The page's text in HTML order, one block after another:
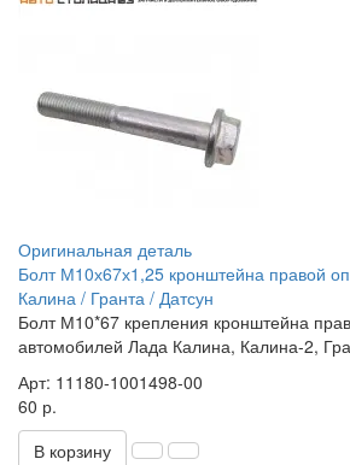
Оригинальная деталь
Болт М10х67х1,25 кронштейна правой
Калина / Гранта / Датсун
Болт М10*67 крепления кронштейна
автомобилей Лада Калина, Калина-2,
Арт: 11180-1001498-00
60 р.
В корзину